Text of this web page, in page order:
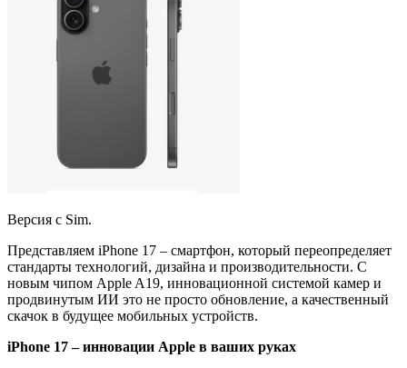
Версия с Sim.
Представляем iPhone 17 – смартфон, который переопределяет
стандарты технологий, дизайна и производительности. С
новым чипом Apple A19, инновационной системой камер и
продвинутым ИИ это не просто обновление, а качественный
скачок в будущее мобильных устройств.
iPhone 17 – инновации Apple в ваших руках